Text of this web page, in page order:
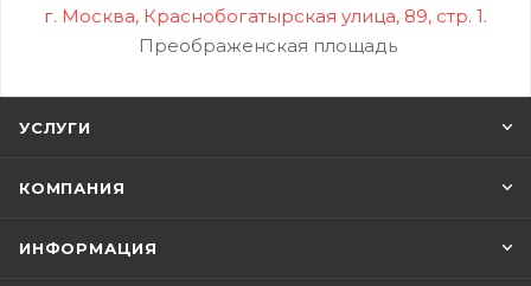
г. Москва, Краснобогатырская улица, 89, стр. 1.
Преображенская площадь
УСЛУГИ
КОМПАНИЯ
ИНФОРМАЦИЯ